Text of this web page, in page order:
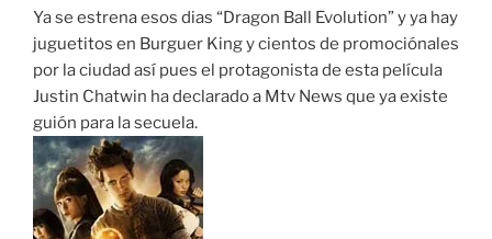
Ya se estrena esos dias “Dragon Ball Evolution” y ya hay
juguetitos en Burguer King y cientos de promociónales
por la ciudad así pues el protagonista de esta película
Justin Chatwin ha declarado a Mtv News que ya existe
guión para la secuela.